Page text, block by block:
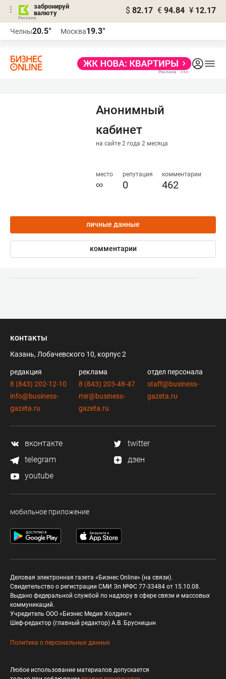
забронируй
валюту
$ 82.17 € 94.84 ¥ 12.17
Челны20.5° Москва19.3°
Анонимный
кабинет
на сайте 2 года 2 месяца
место
∞
репутация
0
комментарии
462
личные данные
комментарии
контакты
Казань, Лобачевского 10, корпус 2
редакция
8 (843) 202-12-10
info@business-
gazeta.ru
реклама
8 (843) 203-48-47
mir@business-
gazeta.ru
отдел персонала
staff@business-
gazeta.ru
вконтакте
twitter
telegram
дзен
youtube
мобильное приложение
Деловая электронная газета «Бизнес Online» (на связи).
Свидетельство о регистрации СМИ Эл №ФС 77-33484 от 15.10.08.
Выдано федеральной службой по надзору в сфере связи и массовых
коммуникаций.
Учредитель ООО «Бизнес Медия Холдинг»
Шеф-редактор (главный редактор) А.В. Брусницын
Политика о персональных данных
Любое использование материалов допускается